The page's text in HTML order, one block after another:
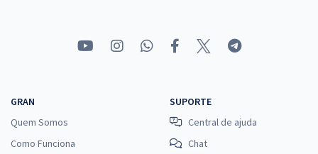
GRAN
Quem Somos
Como Funciona
SUPORTE
Central de ajuda
Chat